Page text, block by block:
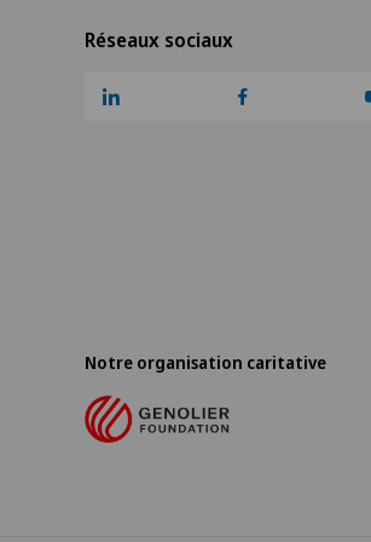
Réseaux sociaux
Notre organisation caritative